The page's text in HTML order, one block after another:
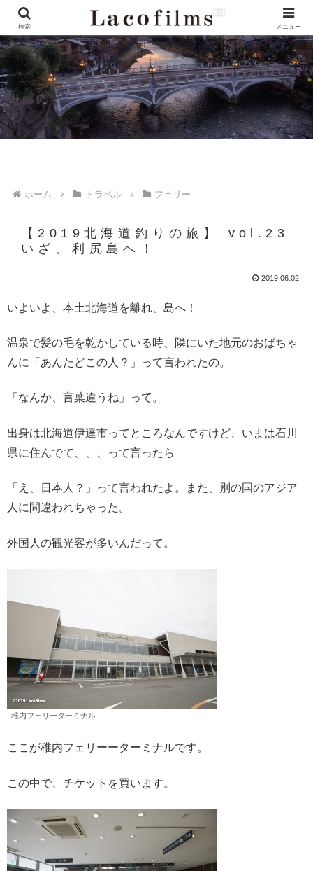
ホーム トラベル フェリー
【2019北海道釣りの旅】 vol.23
いざ、利尻島へ！
2019.06.02
いよいよ、本土北海道を離れ、島へ！
温泉で髪の毛を乾かしている時、隣にいた地元のおばちゃ
んに「あんたどこの人？」って言われたの。
「なんか、言葉違うね」って。
出身は北海道伊達市ってところなんですけど、いまは石川
県に住んでて、、、って言ったら
「え、日本人？」って言われたよ。また、別の国のアジア
人に間違われちゃった。
外国人の観光客が多いんだって。
稚内フェリーターミナル
ここが稚内フェリーーターミナルです。
この中で、チケットを買います。
検索 メニュー